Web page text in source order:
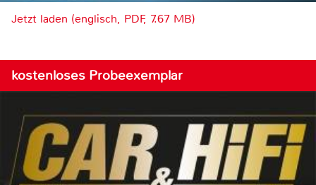
Jetzt laden (englisch, PDF, 7.67 MB)
kostenloses Probeexemplar